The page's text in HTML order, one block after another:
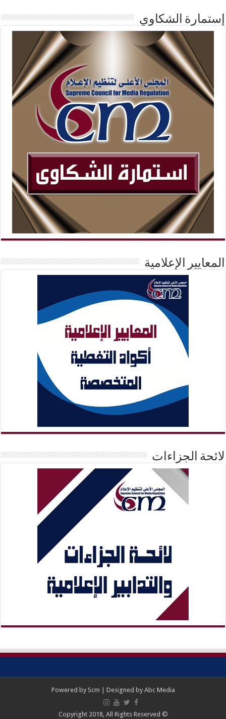
إستمارة الشكاوي
المعايير الإعلامية
لائحة الجزاءات
Powered by Scm | Designed by Abc Media
© Copyright 2018, All Rights Reserved